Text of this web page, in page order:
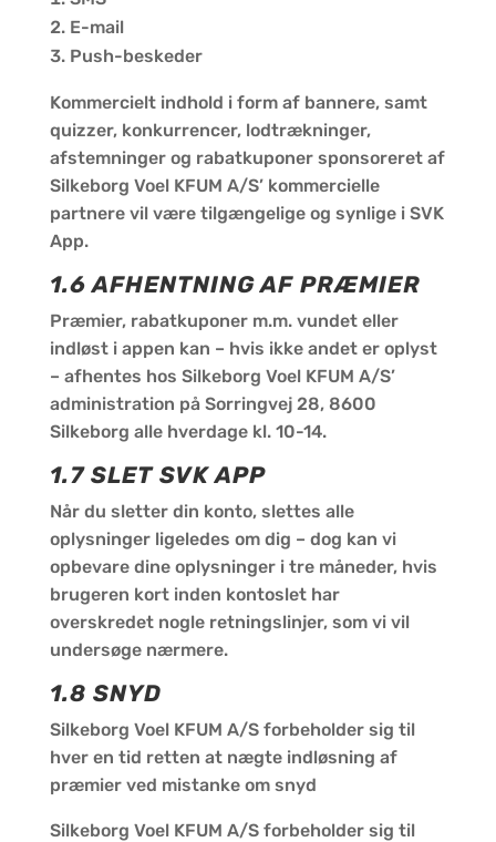
E-mail
Push-beskeder
Kommercielt indhold i form af bannere, samt
quizzer, konkurrencer, lodtrækninger,
afstemninger og rabatkuponer sponsoreret af
Silkeborg Voel KFUM A/S’ kommercielle
partnere vil være tilgængelige og synlige i SVK
App.
1.6 AFHENTNING AF PRÆMIER
Præmier, rabatkuponer m.m. vundet eller
indløst i appen kan – hvis ikke andet er oplyst
– afhentes hos Silkeborg Voel KFUM A/S’
administration på Sorringvej 28, 8600
Silkeborg alle hverdage kl. 10-14.
1.7 SLET SVK APP
Når du sletter din konto, slettes alle
oplysninger ligeledes om dig – dog kan vi
opbevare dine oplysninger i tre måneder, hvis
brugeren kort inden kontoslet har
overskredet nogle retningslinjer, som vi vil
undersøge nærmere.
1.8 SNYD
Silkeborg Voel KFUM A/S forbeholder sig til
hver en tid retten at nægte indløsning af
præmier ved mistanke om snyd
Silkeborg Voel KFUM A/S forbeholder sig til